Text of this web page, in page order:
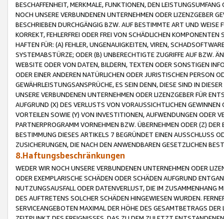
BESCHAFFENHEIT, MERKMALE, FUNKTIONEN, DEN
NOCH UNSERE VERBUNDENEN UNTERNEHMEN ODER LIZENZGEBER
BESCHRIEBEN DURCHGÄNGIG BZW. AUF BESTIMMTE ART UND
KORREKT, FEHLERFREI ODER FREI VON SCHÄDLICHEN
HAFTEN FÜR: (A) FEHLER, UNGENAUIGKEITEN, VIREN,
SYSTEMABSTÜRZE; ODER (B) UNBERECHTIGTE ZUGRIFFE AUF BZW.
WEBSITE ODER VON DATEN, BILDERN, TEXTEN ODER SONSTIGEN
ODER EINER ANDEREN NATÜRLICHEN ODER JURISTISCHEN PERSON
GEWÄHRLEISTUNGSANSPRÜCHE, ES SEIN DENN, DIESE SIND IN
UNSERE VERBUNDENEN UNTERNEHMEN ODER LIZENZGEBER FÜR
AUFGRUND (X) DES VERLUSTS VON VORAUSSICHTLICHEN
VORTEILEN SOWIE (Y) VON INVESTITIONEN, AUFWENDUNGEN ODER
PARTNERPROGRAMM VORNEHMEN BZW. ÜBERNEHMEN ODER (Z)
BESTIMMUNG DIESES ARTIKELS 7 BEGRÜNDET EINEN AUSSCHLUSS
ZUSICHERUNGEN, DIE NACH DEN ANWENDBAREN GESETZLICHEN
8.Haftungsbeschränkungen
WEDER WIR NOCH UNSERE VERBUNDENEN UNTERNEHMEN ODER
ODER EXEMPLARISCHE SCHÄDEN ODER SCHÄDEN AUFGRUND
NUTZUNGSAUSFALL ODER DATENVERLUST, DIE IM ZUSAMMENHANG
DES AUFTRETENS SOLCHER SCHÄDEN HINGEWIESEN WURDEN.
SERVICEANGEBOTEN MAXIMAL DER HÖHE DES GESAMTBETRAGS